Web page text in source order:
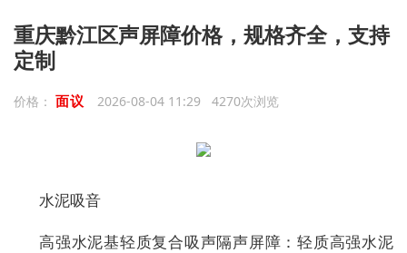
重庆黔江区声屏障价格，规格齐全，支持
定制
价格： 面议 2026-08-04 11:29 4270次浏览
水泥吸音
高强水泥基轻质复合吸声隔声屏障：轻质高强水泥